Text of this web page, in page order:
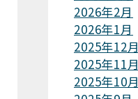
2026年2月
2026年1月
2025年12月
2025年11月
2025年10月